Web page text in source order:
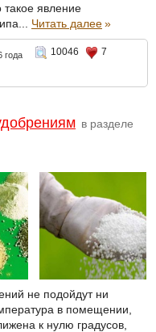
явление
Читать далее»
года 10046
7
в разделе
не подойдут ни
в помещении,
к нулю градусов,